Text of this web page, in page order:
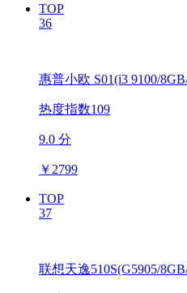
TOP
36
惠普小欧 S01(i3 9100/
热度指数109
9.0 分
￥ 2799
TOP
37
联想天逸510S(G5905/